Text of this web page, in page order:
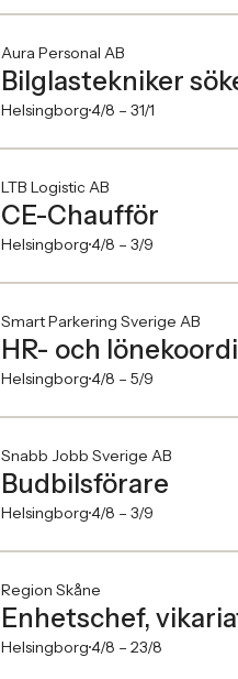
Aura Personal AB
Bilglastekniker
Helsingborg4/8 – 31/1
LTB Logistic AB
CE-Chaufför
Helsingborg4/8 – 3/9
Smart Parkering Sverige AB
HR- och
Helsingborg4/8 – 5/9
Snabb Jobb Sverige AB
Budbilsförare
Helsingborg4/8 – 3/9
Region Skåne
Enhetschef,
Helsingborg4/8 – 23/8